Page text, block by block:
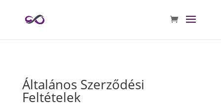
Általános Szerződési
Feltételek